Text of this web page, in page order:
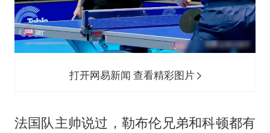
打开网易新闻 查看精彩图片
法国队主帅说过，勒布伦兄弟和科顿都有